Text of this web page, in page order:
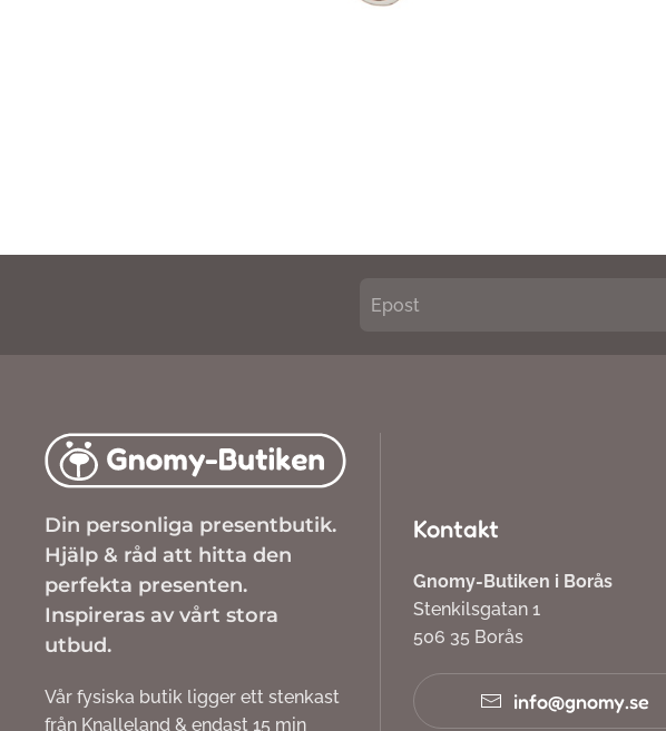
Din personliga presentbutik.
Hjälp & råd att hitta den
perfekta presenten.
Inspireras av vårt stora
utbud.
Vår fysiska butik ligger ett stenkast
från Knalleland & endast 15 min
Kontakt
Gnomy-Butiken i Borås
Stenkilsgatan 1
506 35 Borås
info@gnomy.se